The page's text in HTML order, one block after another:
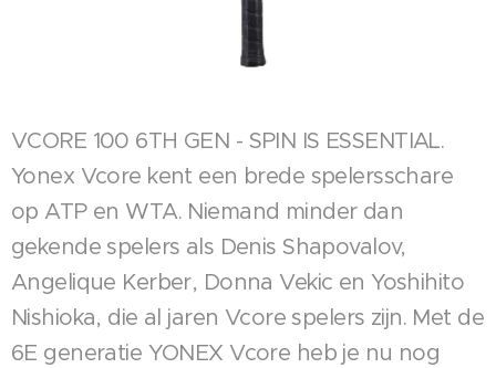
VCORE 100 6TH GEN - SPIN IS ESSENTIAL.
Yonex Vcore kent een brede spelersschare
op ATP en WTA. Niemand minder dan
gekende spelers als Denis Shapovalov,
Angelique Kerber, Donna Vekic en Yoshihito
Nishioka, die al jaren Vcore spelers zijn. Met de
6E generatie YONEX Vcore heb je nu nog